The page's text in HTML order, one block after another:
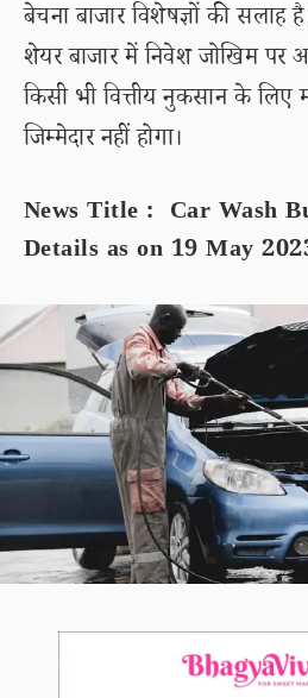
बेचना बाजार विशेषज्ञों की
शेयर बाजार में निवेश जोखिम पर
किसी भी वित्तीय नुकसान के लिए
जिम्मेदार नहीं होगा।
News Title : Car Wash
Details as on 19 May